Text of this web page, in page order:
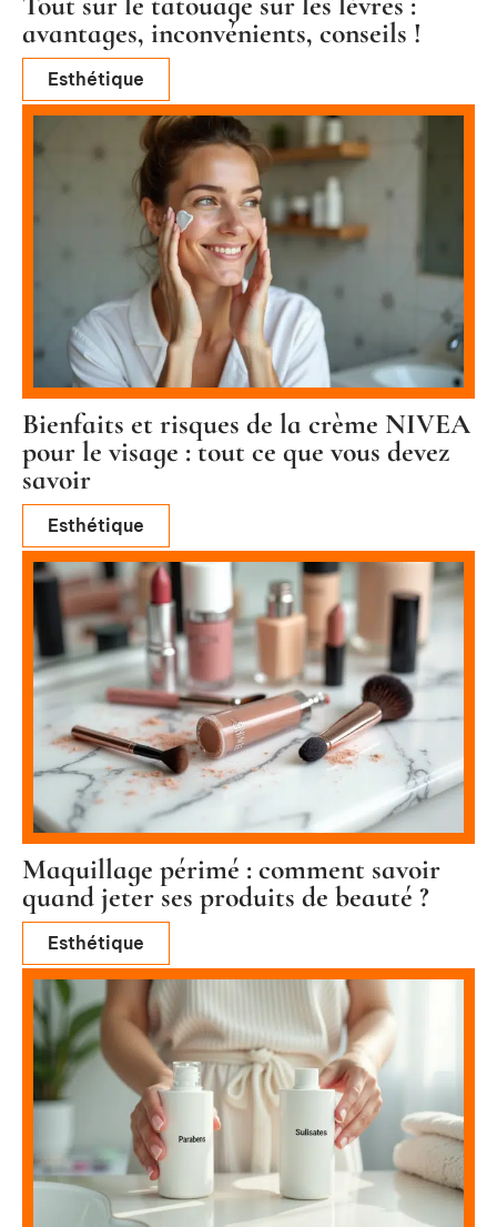
avantages, inconvénients, conseils !
Esthétique
Bienfaits et risques de la crème NIVEA
pour le visage : tout ce que vous devez
savoir
Esthétique
Maquillage périmé : comment savoir
quand jeter ses produits de beauté ?
Esthétique